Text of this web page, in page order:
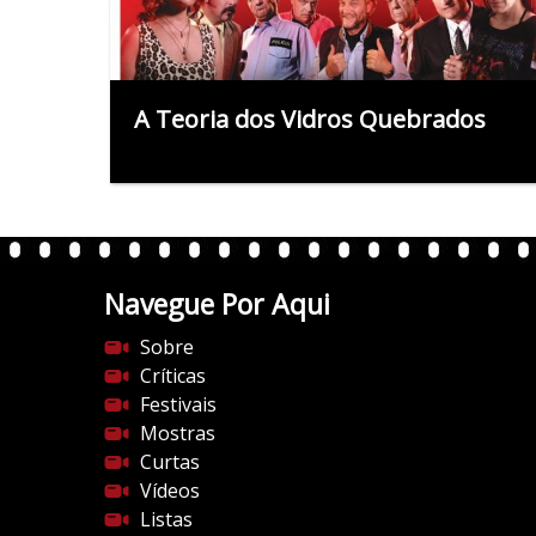
A Teoria dos Vidros Quebrados
Navegue Por Aqui
Sobre
Críticas
Festivais
Mostras
Curtas
Vídeos
Listas